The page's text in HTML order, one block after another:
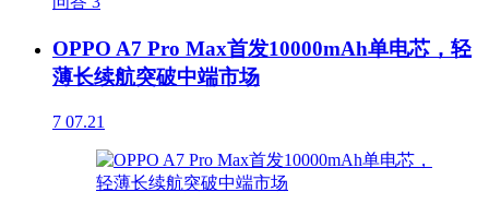
OPPO A7 Pro Max首发10000mAh单电芯，轻
薄长续航突破中端市场
7 07.21